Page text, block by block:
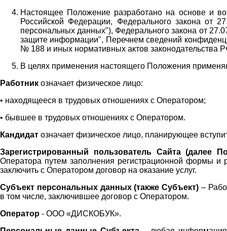
Настоящее Положение разработано на основе и во
Российской Федерации, Федерального закона
персональных данных"), Федерального закона от
защите информации", Перечнем сведений
№ 188 и иных нормативных актов законодательства
В целях применения настоящего Положения
Работник означает физическое лицо:
• находящееся в трудовых отношениях с Оператором;
• бывшее в трудовых отношениях с Оператором.
Кандидат означает физическое лицо, планирующее
Зарегистрированный пользователь Сайта (далее
Оператора путем заполнения регистрационной формы и
заключить с Оператором договор на оказание услуг.
Субъект персональных данных (также Субъект) –
в том числе, заключившее договор с Оператором.
Оператор - ООО «ДИСКОБУК».